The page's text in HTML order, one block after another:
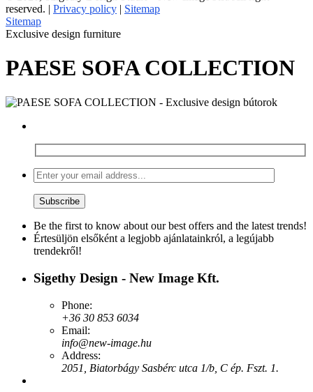
reserved. | Privacy policy | Sitemap
Sitemap
Exclusive design furniture
PAESE SOFA COLLECTION
Be the first to know about our best offers and the latest trends!
Értesüljön elsőként a legjobb ajánlatainkról, a legújabb
trendekről!
Sigethy Design - New Image Kft.
Phone:
+36 30 853 6034
Email:
info@new-image.hu
Address:
2051, Biatorbágy Sasbérc utca 1/b, C ép. Fszt. 1.